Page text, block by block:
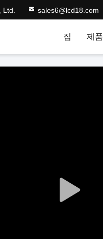
sales6@lcd18.com
집 제품
Play